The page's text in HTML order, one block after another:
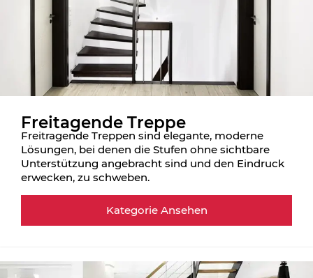
Freitagende Treppe
Freitragende Treppen sind elegante, moderne
Lösungen, bei denen die Stufen ohne sichtbare
Unterstützung angebracht sind und den Eindruck
erwecken, zu schweben.
Kategorie Ansehen